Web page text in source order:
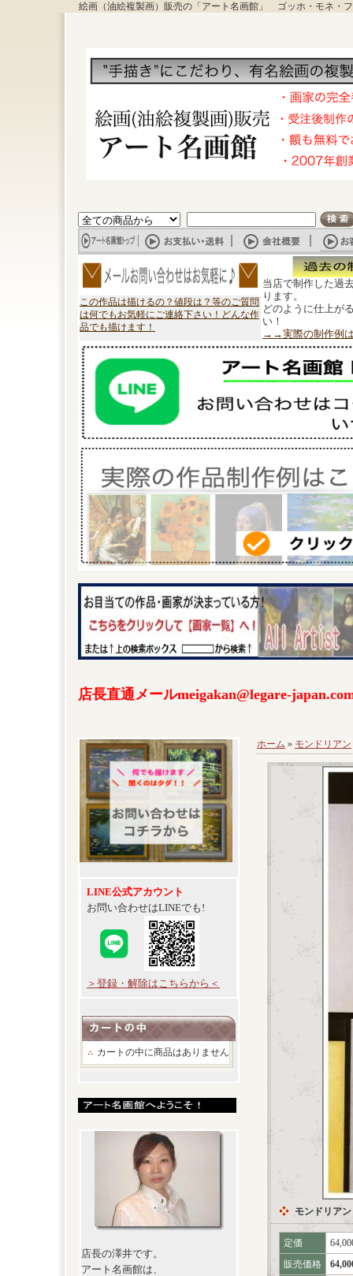
絵画（油絵複製画）販売の「アート名画館」 ゴッホ・モネ・
この作品は描けるの？値段は？等のご質問
は何でもお気軽にご連絡下さい！どんな作
品でも描けます！
当店で制作した過
ります。
どのように仕上が
い！
→→実際の制作例
店長直通メールmeigakan@legare-
LINE公式アカウント
お問い合わせはLINEでも!
＞登録・解除はこちらから＜
カートの中に商品はありません
店長の澤井です。
アート名画館は、
ホーム » モンドリアン
モンドリア
定価
販売価格